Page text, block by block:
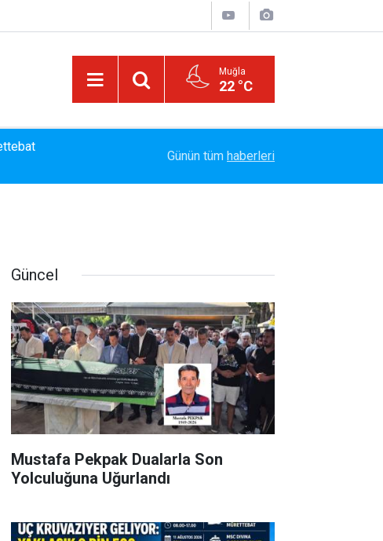
Muğla
22 °C
Bayram Arıcı: "Biz Bir Aileyiz" Anlayışıyla 12
Günün tüm haberleri
Güncel
Mustafa Pekpak Dualarla Son
Yolculuğuna Uğurlandı